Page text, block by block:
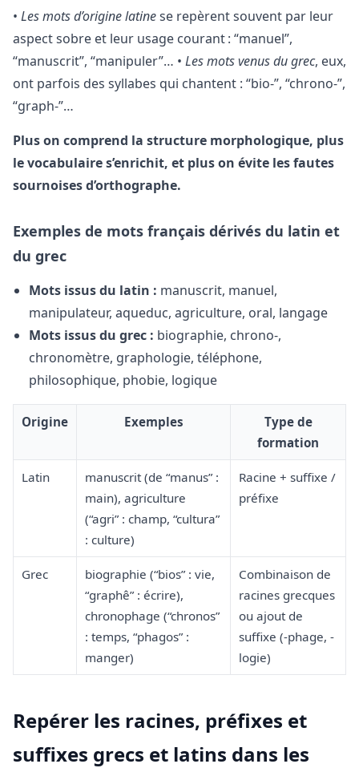
• Les mots d’origine latinese repèrent souvent par leur
aspect sobre et leur usage courant : “manuel”,
“manuscrit”, “manipuler”… • Les mots venus du grec, eux,
ont parfois des syllabes qui chantent : “bio-”, “chrono-”,
“graph-”…
Plus on comprend la structure morphologique, plus
le vocabulaire s’enrichit, et plus on évite les fautes
sournoises d’orthographe.
Exemples de mots français dérivés du latin et
du grec
Mots issus du latin : manuscrit, manuel,
manipulateur, aqueduc, agriculture, oral, langage
Mots issus du grec : biographie, chrono-,
chronomètre, graphologie, téléphone,
philosophique, phobie, logique
Origine Exemples
Type de
formation
Latin
manuscrit (de “manus” :
main), agriculture
(“agri” : champ, “cultura”
: culture)
Racine + suffixe /
préfixe
Grec
biographie (“bios” : vie,
“graphê” : écrire),
chronophage (“chronos”
: temps, “phagos” :
manger)
Combinaison de
racines grecques
ou ajout de
suffixe (-phage, -
logie)
Repérer les racines, préfixes et
suffixes grecs et latins dans les